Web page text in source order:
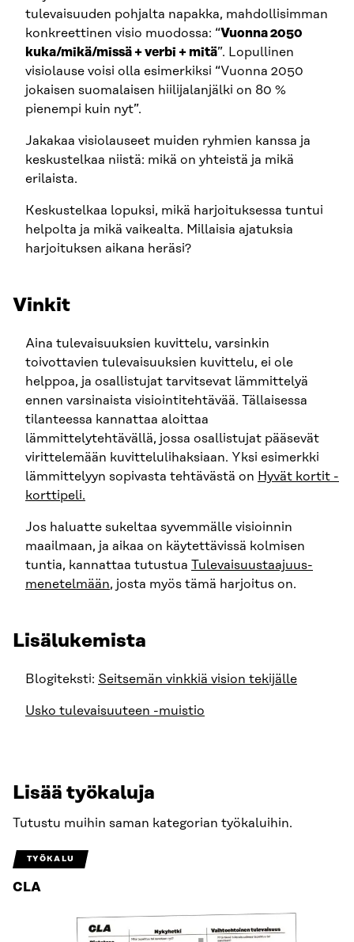
tulevaisuuden pohjalta napakka, mahdollisimman
konkreettinen visio muodossa: “Vuonna 2050
kuka/mikä/missä + verbi + mitä”. Lopullinen
visiolause voisi olla esimerkiksi “Vuonna 2050
jokaisen suomalaisen hiilijalanjälki on 80 %
pienempi kuin nyt”.
Jakakaa visiolauseet muiden ryhmien kanssa ja
keskustelkaa niistä: mikä on yhteistä ja mikä
erilaista.
Keskustelkaa lopuksi, mikä harjoituksessa tuntui
helpolta ja mikä vaikealta. Millaisia ajatuksia
harjoituksen aikana heräsi?
Vinkit
Aina tulevaisuuksien kuvittelu, varsinkin
toivottavien tulevaisuuksien kuvittelu, ei ole
helppoa, ja osallistujat tarvitsevat lämmittelyä
ennen varsinaista visiointitehtävää. Tällaisessa
tilanteessa kannattaa aloittaa
lämmittelytehtävällä, jossa osallistujat pääsevät
virittelemään kuvittelulihaksiaan. Yksi esimerkki
lämmittelyyn sopivasta tehtävästä on Hyvät kortit -
korttipeli.
Jos haluatte sukeltaa syvemmälle visioinnin
maailmaan, ja aikaa on käytettävissä kolmisen
tuntia, kannattaa tutustua Tulevaisuustaajuus-
menetelmään, josta myös tämä harjoitus on.
Lisälukemista
Blogiteksti: Seitsemän vinkkiä vision tekijälle
Usko tulevaisuuteen -muistio
Lisää työkaluja
Tutustu muihin saman kategorian työkaluihin.
TYÖKALU
CLA